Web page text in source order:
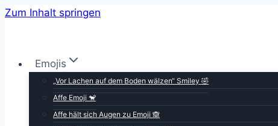
Zum Inhalt springen
Emojis
„Vor Lachen auf dem Boden wälzen“ Smiley 🤣
Affe Emoji 🐒
Affe hält sich Augen zu Emoji 🙈